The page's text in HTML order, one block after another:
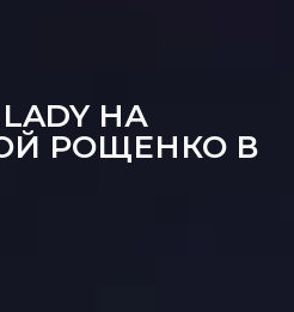
НА
РОЩЕНКО В